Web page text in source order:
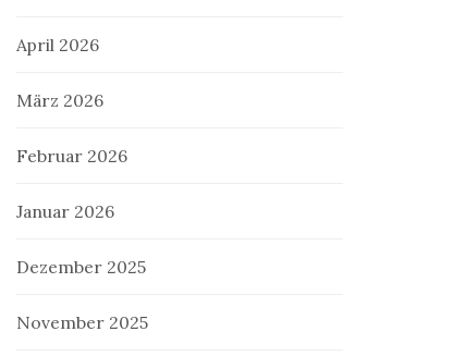
April 2026
März 2026
Februar 2026
Januar 2026
Dezember 2025
November 2025